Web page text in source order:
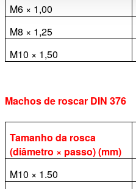
M6 × 1,00
M8 × 1,25
M10 × 1,50
Machos de roscar DIN 376
Tamanho da rosca
(diâmetro × passo) (mm)
M10 × 1.50